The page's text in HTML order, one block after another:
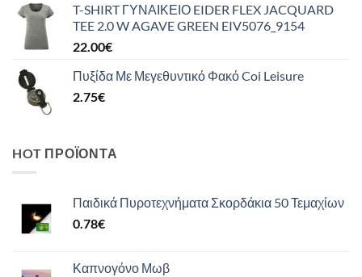
T-SHIRT ΓΥΝΑΙΚΕΙΟ EIDER FLEX JACQUARD
TEE 2.0 W AGAVE GREEN EIV5076_9154
22.00€
Πυξίδα Με Μεγεθυντικό Φακό Coi Leisure
2.75€
HOT ΠΡΟΪΌΝΤΑ
Παιδικά Πυροτεχνήματα Σκορδάκια 50 Τεμαχίων
0.78€
Καπνογόνο Μωβ